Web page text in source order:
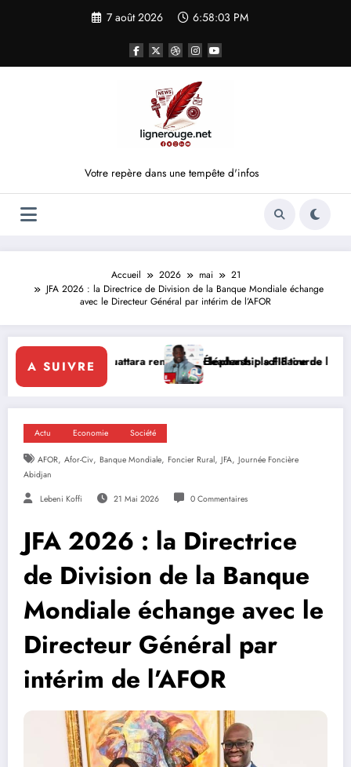
7 août 2026 6:58:03 PM
Votre repère dans une tempête d'infos
Accueil 2026 mai
21
JFA 2026 : la Directrice de Division de la Banque Mondiale échange
avec le Directeur Général par intérim de l’AFOR
A SUIVRE
renforce le leadership solidaire de la Côte d’Ivoire en
Éléphants : la FIF tourne la page Emerse Faé
Actu Economie Société
AFOR, Afor-Civ, Banque Mondiale, Foncier Rural, JFA, Journée Foncière
Abidjan
Lebeni Koffi 21 Mai 2026 0 Commentaires
JFA 2026 : la Directrice
de Division de la Banque
Mondiale échange avec le
Directeur Général par
intérim de l’AFOR